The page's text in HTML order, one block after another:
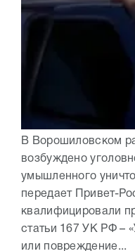
В Ворошиловском
возбуждено
умышленного
передает Привет-
квалифицировали
статьи 167 УК РФ –
или повреждение...